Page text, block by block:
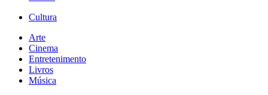
Cultura
Arte
Cinema
Entretenimento
Livros
Música